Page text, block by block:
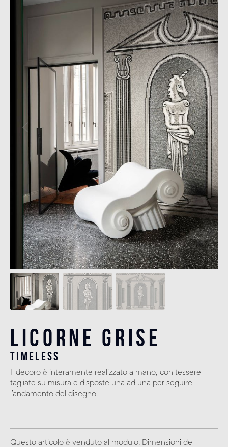
Licorne Grise
timeless
Il decoro è interamente realizzato a mano, con tessere
tagliate su misura e disposte una ad una per seguire
l’andamento del disegno.
Questo articolo è venduto al modulo. Dimensioni del